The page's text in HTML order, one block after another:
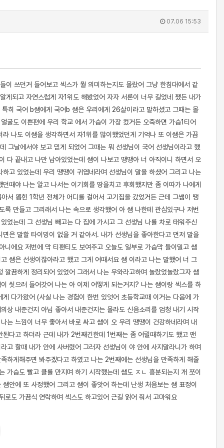
07.06 15:53
쓰던거 들어보고 섹스가 뭘 의미하는지도 몰랐어 그냥 한침대에서 같
게되고 자연스럽게 자1위도 해봤었어 자자 서론이 너무 길었네 쨌든 내가
히 국어 b쌤에게 국어b 쌤은 우리에게 26살이라고 말하셨고 그때는 몰
굴도 이쁜편에 우리 학교 에서 가슴이 가장 컸거든 오죽하면 가슴1티어
나도 이쌤을 생각하면서 자1위를 많이했었던게 기억나 또 이쌤은 가끔
그날에서야 보고 믿게 되었어 그때는 뭐 선생님이 국어 선생님이라고 했
다 끝내고 나만 남아있었는데 쌤이 나보고 땡땡아 너 아직이니 하면서 오
고 있었는데 우리 땡땡이 귀엽네라며 선생님이 말을 하셨어 그리고 나는
때야 나는 알고 나서는 이기회를 땅을치고 후회했지만 좀 이따가 나에게
서 뽑힌 1학년 전체가 어디를 걸어서 고기집을 갔었거든 근데 그쌤이 땡
만들고 그리래서 나는 속으로 생각했어 아 쌤 나한테 관심있구나 저번
었는데 그 선생님 빼고는 다 집에 가시고 그 선생님 나를 차로 태워주신
은 말할 타이밍이 없을 거 같아서. 내가 선생님을 좋아한다고 먼저 말을
에요 저번에 막 티팬티도 보여주고 오늘도 일부로 가슴막 들이밀고 쌤
쌤은 선생이잖아라고 했고 그게 어때서요 쌤 이라고 나는 말했어 너 그
끔하게 정리되어 있었어 그래서 나는 우와라고하며 놀랐었놀랐그자 쌤
씻으러 들어갓어 나는 아 이제 어떻게 되는거지? 나는 쌤이랑 섹스를 하
다가왔어 (사실 나는 경험이 한번 있엇어 초등학교때 이거는 다음에 가
상 내준건지 아님 좋아서 내준건지는 몰라도 신음소리를 엄청 내기 시작
는 느낌이 너무 좋아서 바로 싸고 쌤이 오 우리 땡땡이 건강하네라며 내
다고 하더라 근데 내가 2번째긴한데 1번째는 좀 어릴때하기도 했고 맨
고 할때 내가 안에 사버렸어 그러자 선생님이 야 안에 사지말라니가 하며
하게해주면 봐주겠다고 하였고 나는 2번째에는 선생님을 만족하게 해줄
슴도 빨고 클를 만지며 하기 시작했는데 쌤도 ㅈㄴ 흥분되는지 개 쪼이
안에 또 사정했어 그리고 쌤이 좋앗어 하는데 난생 처음보는 쌤 표정이
도 가끔식 연락하며 섹스도 하고있어 근길 읽어 줘서 고마워요